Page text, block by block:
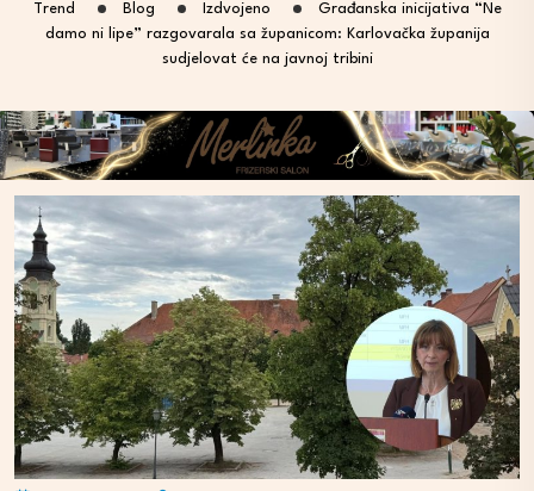
Trend Blog Izdvojeno
Građanska inicijativa “Ne
damo ni lipe” razgovarala sa županicom: Karlovačka županija
sudjelovat će na javnoj tribini